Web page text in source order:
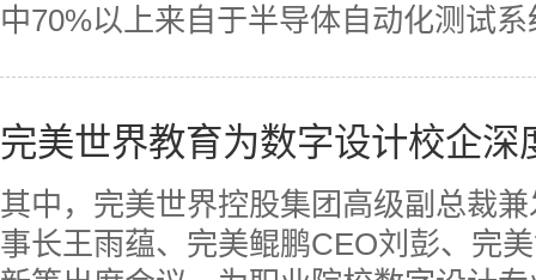
中70%以上来自于半导体自动化测试
完美世界教育为数字设计校企深
其中，完美世界控股集团高级副总裁
事长王雨蕴、完美鲲鹏CEO刘彭、完